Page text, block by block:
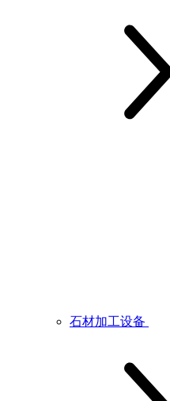
石材加工设备